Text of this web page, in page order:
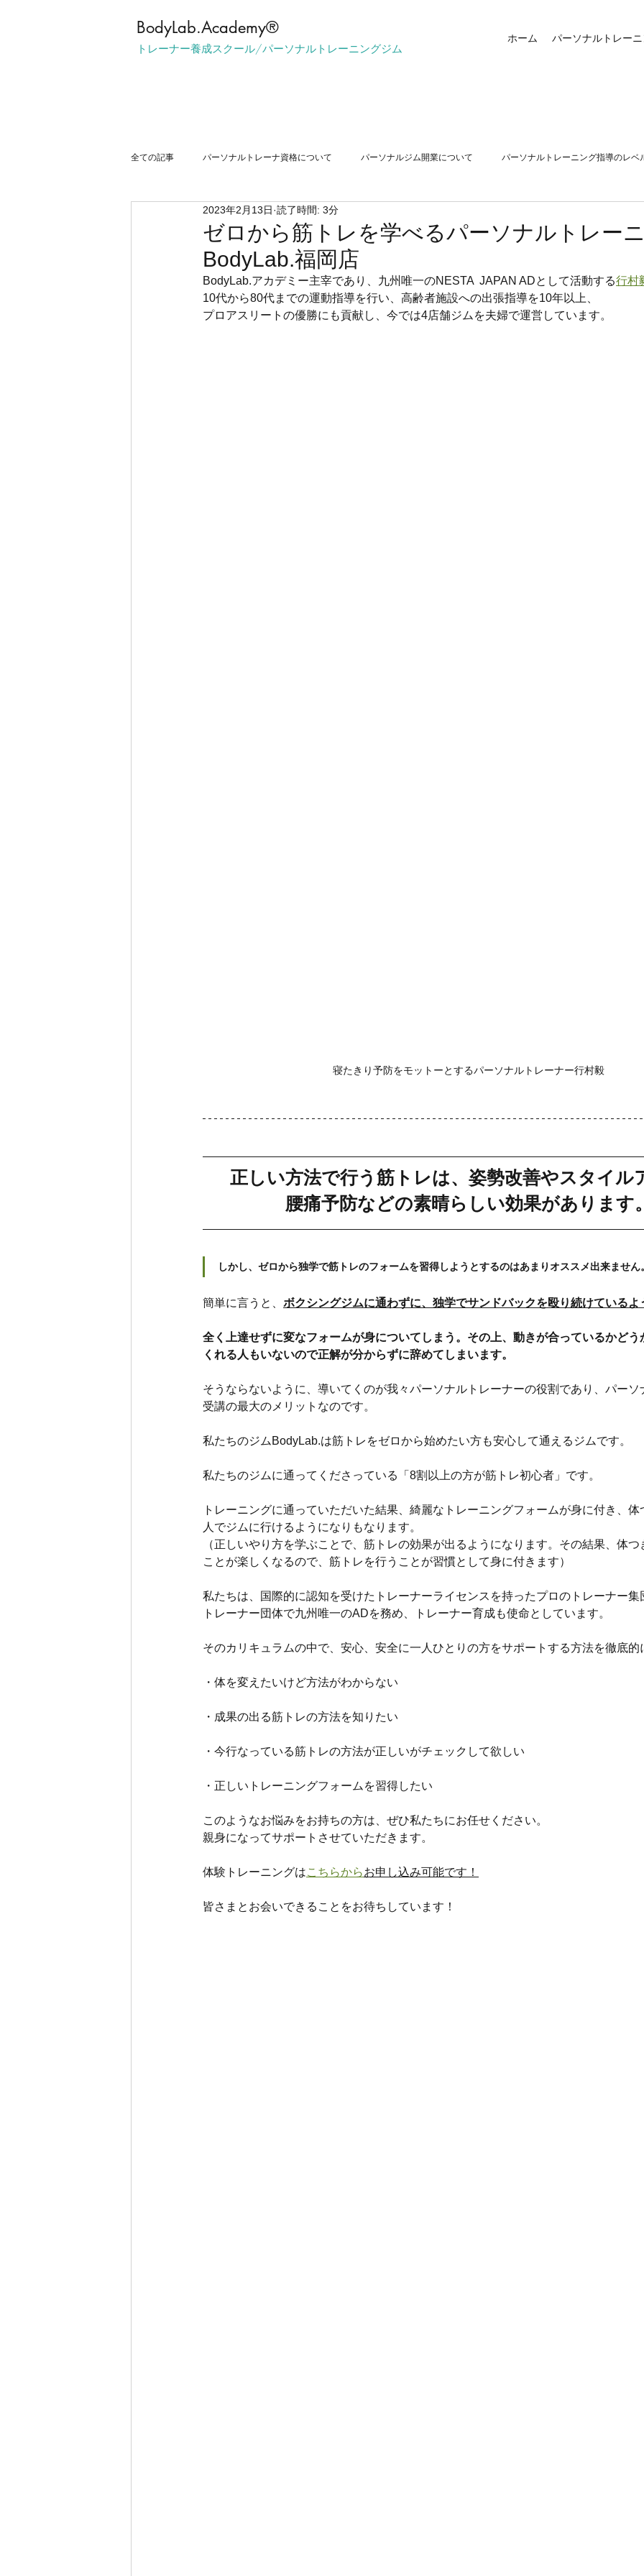
​BodyLab.Academy®︎
トレーナー養成スクール/パーソナルトレーニングジム
ホーム パーソナルトレー
全ての記事 パーソナルトレーナ資格について パーソナルジム開業について パーソナルトレーニング指導のレベ
マンツーマントレーニングについて ストレッチ
ゼロから筋トレを学べるパーソナルトレー
BodyLab.福岡店
2023年2月13日 読了時間: 3分
BodyLab.アカデミー主宰であり、九州唯一のNESTA  JAPAN ADとして活動する行村
10代から80代までの運動指導を行い、高齢者施設への出張指導を10年以上、
プロアスリートの優勝にも貢献し、今では4店舗ジムを夫婦で運営しています。
寝たきり予防をモットーとするパーソナルトレーナー行村毅
正しい方法で行う筋トレは、姿勢改善やスタイル
腰痛予防などの素晴らしい効果があります。
しかし、ゼロから独学で筋トレのフォームを習得しようとするのはあまりオススメ出来ません。
簡単に言うと、 ボクシングジムに通わずに、独学でサンドバックを殴り続けているよ
全く上達せずに変なフォームが身についてしまう。その上、動きが合っているかどう
くれる人もいないので正解が分からずに辞めてしまいます。
そうならないように、導いてくのが我々パーソナルトレーナーの役割であり、パーソ
受講の最大のメリットなのです。
私たちのジムBodyLab.は筋トレをゼロから始めたい方も安心して通えるジムです。
私たちのジムに通ってくださっている「8割以上の方が筋トレ初心者」です。
トレーニングに通っていただいた結果、綺麗なトレーニングフォームが身に付き、体
人でジムに行けるようになりもなります。
（正しいやり方を学ぶことで、筋トレの効果が出るようになります。その結果、体つ
ことが楽しくなるので、筋トレを行うことが習慣として身に付きます）
私たちは、国際的に認知を受けたトレーナーライセンスを持ったプロのトレーナー集
トレーナー団体で九州唯一のADを務め、トレーナー育成も使命としています。
そのカリキュラムの中で、安心、安全に一人ひとりの方をサポートする方法を徹底的
・体を変えたいけど方法がわからない
・成果の出る筋トレの方法を知りたい
・今行なっている筋トレの方法が正しいがチェックして欲しい
・正しいトレーニングフォームを習得したい
このようなお悩みをお持ちの方は、ぜひ私たちにお任せください。
親身になってサポートさせていただきます。
体験トレーニングはこちらからお申し込み可能です！
皆さまとお会いできることをお待ちしています！